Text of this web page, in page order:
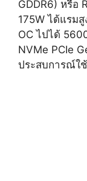
GDDR6) หรือ
175W ได้แรม
OC ไปได้
NVMe PCIe
ประสบการณ์ใ